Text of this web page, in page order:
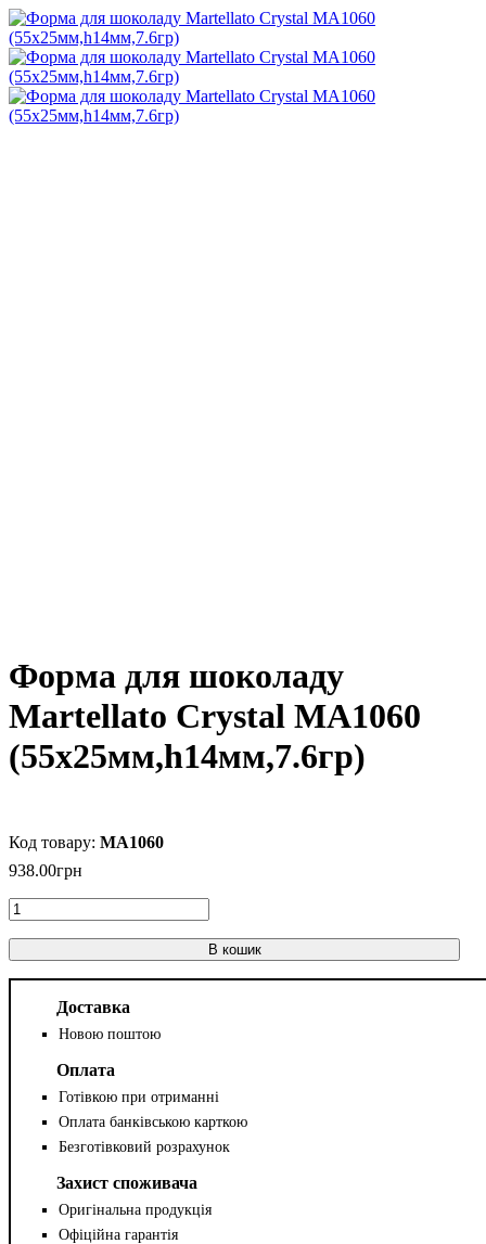
Форма для шоколаду
Martellato Crystal MA1060
(55x25мм,h14мм,7.6гр)
MA1060
938.00грн
В кошик
Доставка
Новою поштою
Оплата
Готівкою при отриманні
Оплата банківською карткою
Безготівковий розрахунок
Захист споживача
Оригінальна продукція
Офіційна гарантія